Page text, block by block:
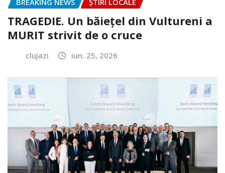
BREAKING NEWS ȘTIRI LOCALE
TRAGEDIE. Un băiețel din Vultureni a
MURIT strivit de o cruce
clujazi iun. 25, 2026